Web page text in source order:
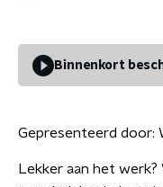
Binnenkort
Gepresenteerd door:
Lekker aan het